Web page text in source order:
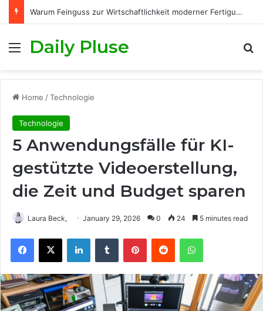
Warum Feinguss zur Wirtschaftlichkeit moderner Fertigungsprozesse beiträgt
Menu
Daily Pluse
Home /Technologie
Technologie
5 Anwendungsfälle für KI-
gestützte Videoerstellung,
die Zeit und Budget sparen
Laura Beck, January 29, 2026 0 24 5 minutes read